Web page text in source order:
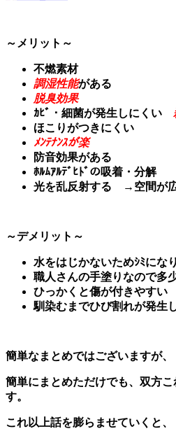
～メリット～
不燃素材
調湿性能がある
脱臭効果
ｶﾋﾞ・細菌が発生しにくい
ほこりがつきにくい
ﾒﾝﾃﾅﾝｽが楽
防音効果がある
ﾎﾙﾑｱﾙﾃﾞﾋﾄﾞの吸着・分解
光を乱反射する →空間が広
～デメリット～
水をはじかないためｼﾐにな
職人さんの手塗りなので多
ひっかくと傷が付きやすい
馴染むまでひび割れが発生
簡単なまとめではございますが、
簡単にまとめただけでも、双方
す。
これ以上話を膨らませていくと、